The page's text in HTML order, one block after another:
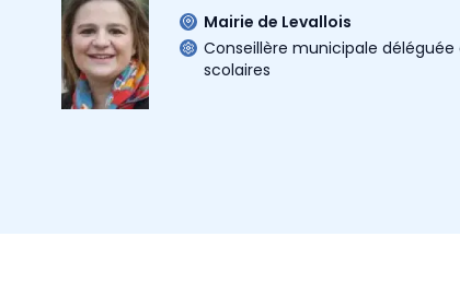
Mairie de Levallois
Conseillère municipale
scolaires